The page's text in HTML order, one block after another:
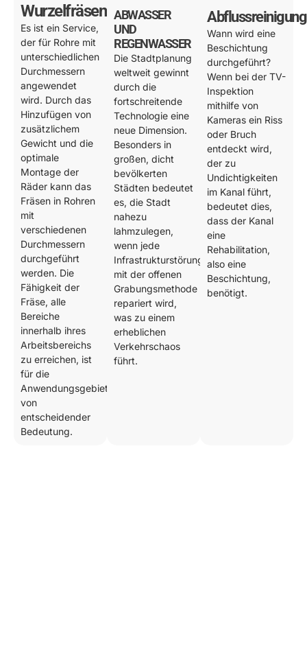
Wurzelfräsen
Es ist ein Service,
der für Rohre mit
unterschiedlichen
Durchmessern
angewendet
wird. Durch das
Hinzufügen von
zusätzlichem
Gewicht und die
optimale
Montage der
Räder kann das
Fräsen in Rohren
mit
verschiedenen
Durchmessern
durchgeführt
werden. Die
Fähigkeit der
Fräse, alle
Bereiche
innerhalb ihres
Arbeitsbereichs
zu erreichen, ist
für die
Anwendungsgebiete
von
entscheidender
Bedeutung.
ABWASSER
UND
REGENWASSER
Die Stadtplanung
weltweit gewinnt
durch die
fortschreitende
Technologie eine
neue Dimension.
Besonders in
großen, dicht
bevölkerten
Städten bedeutet
es, die Stadt
nahezu
lahmzulegen,
wenn jede
Infrastrukturstörung
mit der offenen
Grabungsmethode
repariert wird,
was zu einem
erheblichen
Verkehrschaos
führt.
Abflussreinigung
Wann wird eine
Beschichtung
durchgeführt?
Wenn bei der TV-
Inspektion
mithilfe von
Kameras ein Riss
oder Bruch
entdeckt wird,
der zu
Undichtigkeiten
im Kanal führt,
bedeutet dies,
dass der Kanal
eine
Rehabilitation,
also eine
Beschichtung,
benötigt.